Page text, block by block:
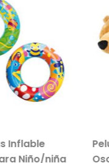
Inflable
Niño/niña